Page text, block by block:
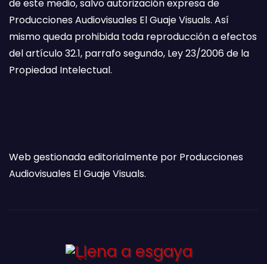
de este medio, salvo autorización expresa de
Producciones Audiovisuales El Guaje Visuals. Así
mismo queda prohibida toda reproducción a efectos
del artículo 32.1, parrafo segundo, Ley 23/2006 de la
Propiedad Intelectual.
Web gestionada editorialmente por Producciones
Audiovisuales El Guaje Visuals.